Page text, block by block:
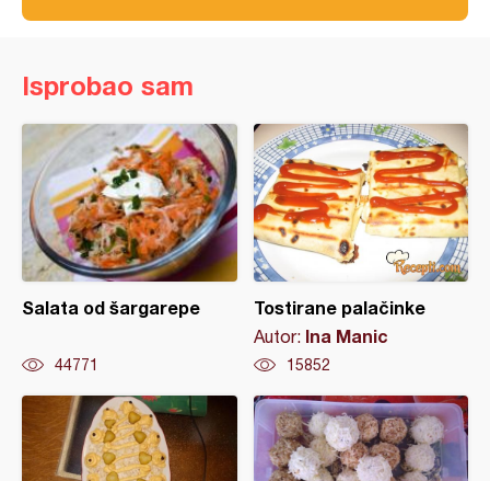
Isprobao sam
Salata od šargarepe
44771
Tostirane palačinke
Autor: Ina Manic
15852